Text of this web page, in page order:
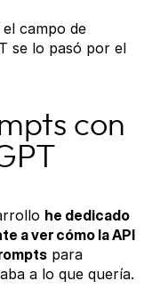
campo de
se lo pasó por el
con
he dedicado
a ver cómo la API
para
a lo que quería.